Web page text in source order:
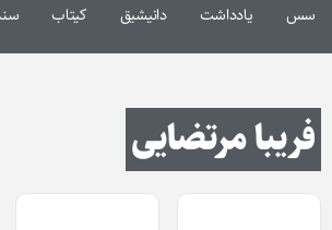
سس یادداشت دانیشیق کیتاب
فریبا مرتضایی